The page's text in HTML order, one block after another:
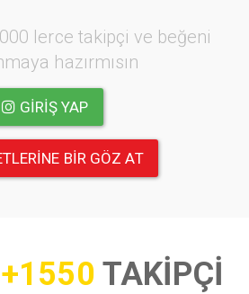
lerce takipçi ve beğeni
hazırmısın
GIRIŞ YAP
BIR GÖZ AT
+1550 TAKİPÇİ